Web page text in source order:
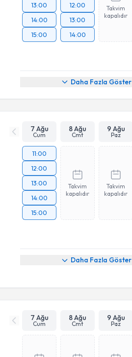
13:00
14:00
15:00
12:00
13:00
14:00
Takvim
kapalıdır
Daha Fazla Göster
7 Ağu
Cum
8 Ağu
Cmt
9 Ağu
Paz
11:00
12:00
13:00
14:00
15:00
Takvim
kapalıdır
Takvim
kapalıdır
Daha Fazla Göster
7 Ağu
Cum
8 Ağu
Cmt
9 Ağu
Paz